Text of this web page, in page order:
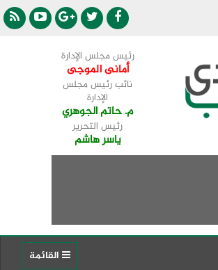
رئيس مجلس الإدارة
أمانى الموجى
نائب رئيس مجلس
الإدارة
م. حاتم الجوهري
رئيس التحرير
ياسر هاشم